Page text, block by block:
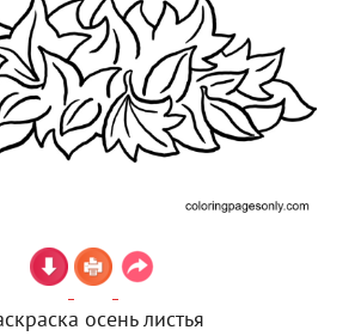
осень листья